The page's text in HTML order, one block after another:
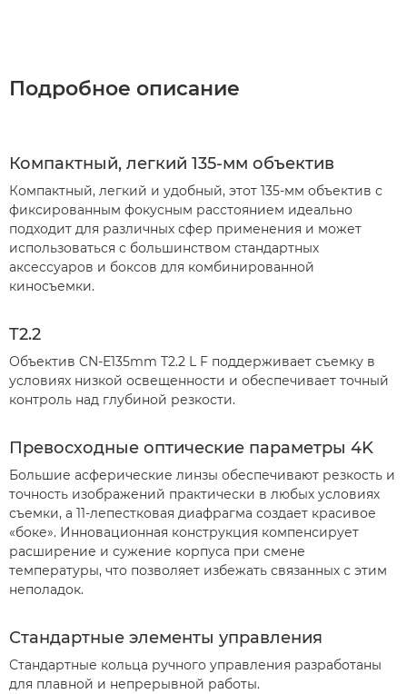
Подробное описание
Компактный, легкий 135-мм объектив
Компактный, легкий и удобный, этот 135-мм объектив с
фиксированным фокусным расстоянием идеально
подходит для различных сфер применения и может
использоваться с большинством стандартных
аксессуаров и боксов для комбинированной
киносъемки.
T2.2
Объектив CN-E135mm T2.2 L F поддерживает съемку в
условиях низкой освещенности и обеспечивает точный
контроль над глубиной резкости.
Превосходные оптические параметры 4K
Большие асферические линзы обеспечивают резкость и
точность изображений практически в любых условиях
съемки, а 11-лепестковая диафрагма создает красивое
«боке». Инновационная конструкция компенсирует
расширение и сужение корпуса при смене
температуры, что позволяет избежать связанных с этим
неполадок.
Стандартные элементы управления
Стандартные кольца ручного управления разработаны
для плавной и непрерывной работы.